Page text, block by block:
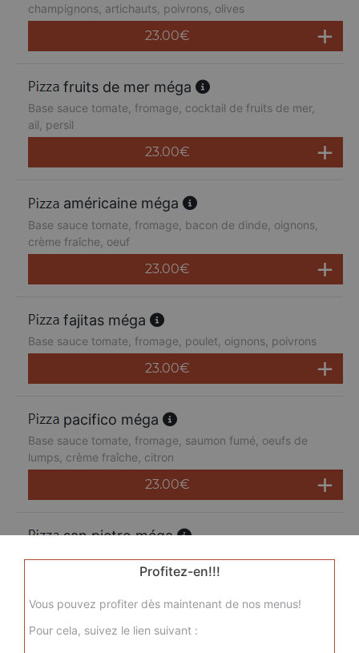
champignons, artichauts, poivrons, olives
23.00€
fruits de mer méga
Base sauce tomate, fromage, cocktail de fruits de mer,
ail, persil
23.00€
américaine méga
Base sauce tomate, fromage, bacon de dinde, oignons,
crème fraîche, oeuf
23.00€
fajitas méga
Base sauce tomate, fromage, poulet, oignons, poivrons
23.00€
pacifico méga
Base sauce tomate, fromage, saumon fumé, oeufs de
lumps, crème fraîche, citron
23.00€
san pietro méga
Base sauce tomate, fromage, chorizo, jambon de dinde,
merguez, champignons
23.00€
Profitez-en!!!
Vous pouvez profiter dès maintenant de nos menus!
Pour cela, suivez le lien suivant :